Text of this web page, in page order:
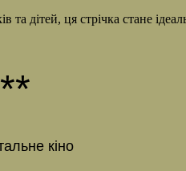
дітей, ця стрічка стане
кіно